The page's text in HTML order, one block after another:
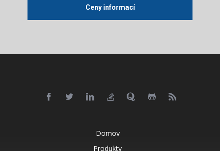
Ceny informací
Domov
Produkty